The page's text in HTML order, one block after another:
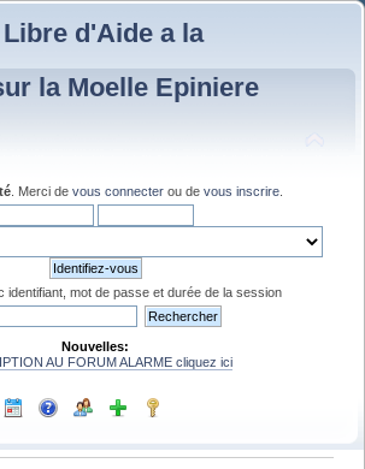
d'Aide a la
la Moelle Epiniere
. Merci de vous connecter ou de vous inscrire
identifiant, mot de passe et durée de la session
Nouvelles:
AU FORUM ALARME cliquez ici